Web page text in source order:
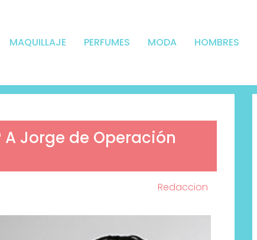
MAQUILLAJE PERFUMES MODA HOMBRES
Jorge de Operación
Redaccion